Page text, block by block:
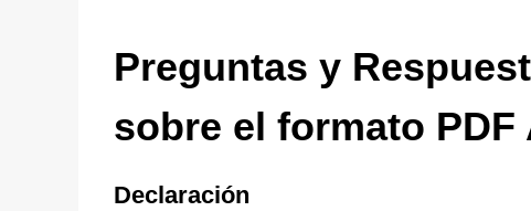
Preguntas y
sobre el formato PDF
Declaración